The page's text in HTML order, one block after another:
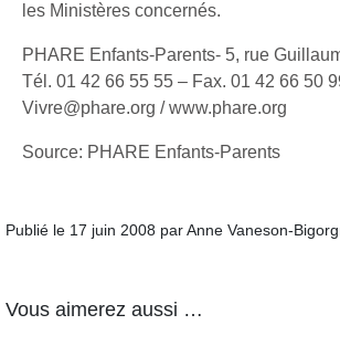
les Ministères concernés.
PHARE Enfants-Parents- 5, rue
Tél. 01 42 66 55 55 – Fax. 01 42 66 50
Vivre@phare.org / www.phare.org
Source: PHARE Enfants-Parents
Publié le 17 juin 2008 par Anne Vaneson-
Vous aimerez aussi …